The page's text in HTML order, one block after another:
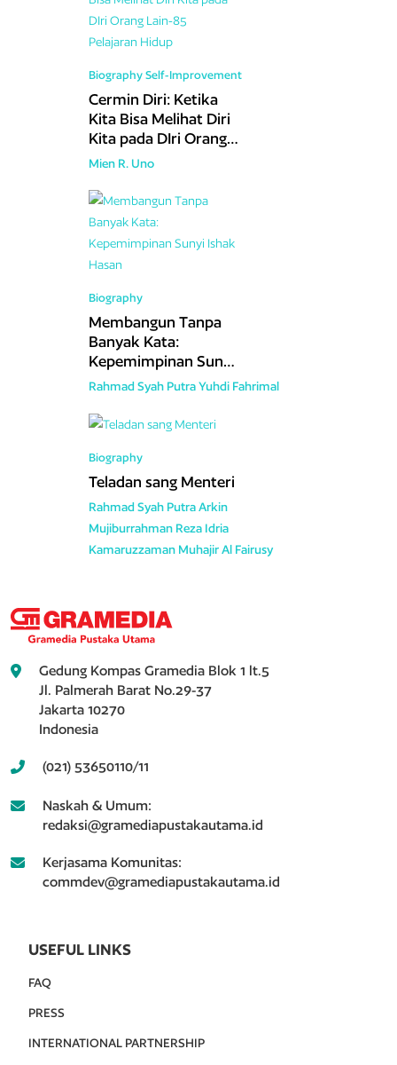
Biography Self-Improvement
Cermin Diri: Ketika
Kita Bisa Melihat Diri
Kita pada DIri Orang
Lain-85 Pelajaran
Mien R. Uno
Biography
Membangun Tanpa
Banyak Kata:
Kepemimpinan Sunyi
Ishak Hasan
Rahmad Syah PutraYuhdi Fahrimal
Biography
Teladan sang Menteri
Rahmad Syah PutraArkin
Mujiburrahman Reza Idria
Kamaruzzaman Muhajir Al Fairusy
Gedung Kompas Gramedia Blok 1 lt.5
Jl. Palmerah Barat No.29-37
Jakarta 10270
Indonesia
(021) 53650110/11
Naskah & Umum:
redaksi@gramediapustakautama.id
Kerjasama Komunitas:
commdev@gramediapustakautama.id
USEFUL LINKS
FAQ
PRESS
INTERNATIONAL PARTNERSHIP